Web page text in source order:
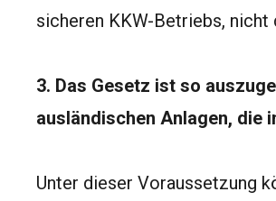
sicheren KKW-Betriebs, nicht
3. Das Gesetz ist so
ausländischen Anlagen, die
Unter dieser Voraussetzung